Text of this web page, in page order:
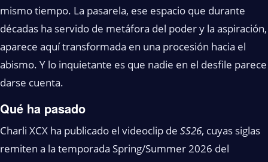
mismo tiempo. La pasarela, ese espacio que durante
décadas ha servido de metáfora del poder y la aspiración,
aparece aquí transformada en una procesión hacia el
abismo. Y lo inquietante es que nadie en el desfile parece
darse cuenta.
Qué ha pasado
Charli XCX ha publicado el videoclip de SS26, cuyas siglas
remiten a la temporada Spring/Summer 2026 del